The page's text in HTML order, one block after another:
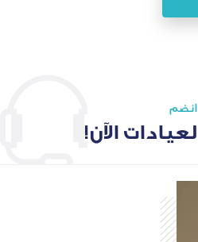
انضم
لعيادات الآن!